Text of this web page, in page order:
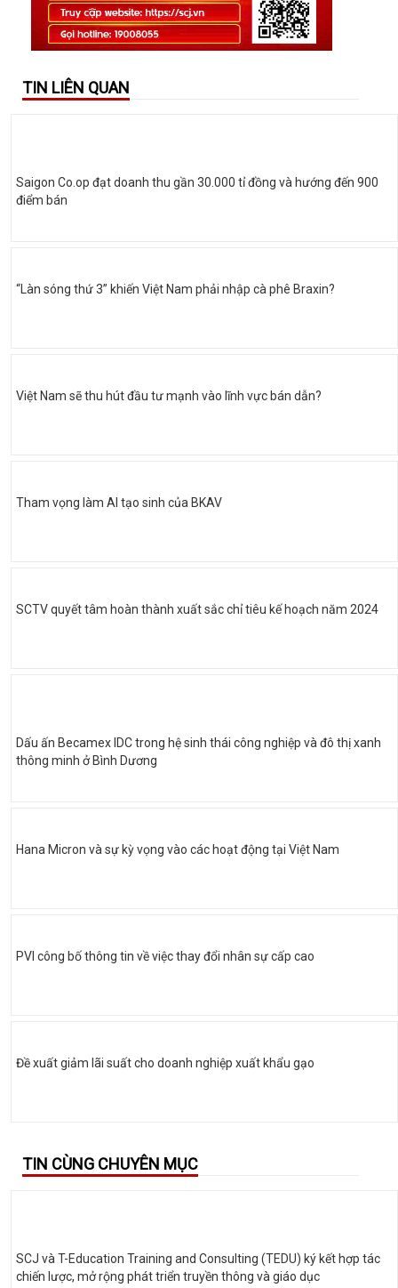
TIN LIÊN QUAN
Saigon Co.op đạt doanh thu gần 30.000 tỉ đồng và hướng đến 900
điểm bán
“Làn sóng thứ 3” khiến Việt Nam phải nhập cà phê Braxin?
Việt Nam sẽ thu hút đầu tư mạnh vào lĩnh vực bán dẫn?
Tham vọng làm AI tạo sinh của BKAV
SCTV quyết tâm hoàn thành xuất sắc chỉ tiêu kế hoạch năm 2024
Dấu ấn Becamex IDC trong hệ sinh thái công nghiệp và đô thị xanh
thông minh ở Bình Dương
Hana Micron và sự kỳ vọng vào các hoạt động tại Việt Nam
PVI công bố thông tin về việc thay đổi nhân sự cấp cao
Đề xuất giảm lãi suất cho doanh nghiệp xuất khẩu gạo
TIN CÙNG CHUYÊN MỤC
SCJ và T-Education Training and Consulting (TEDU) ký kết hợp tác
chiến lược, mở rộng phát triển truyền thông và giáo dục